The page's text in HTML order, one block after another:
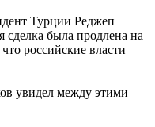
Турции Реджеп
сделка была продлена на
российские власти
увидел между этими